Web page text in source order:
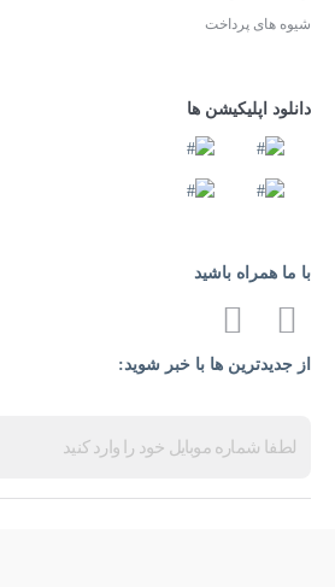
شیوه های پرداخت
دانلود اپلیکیشن ها
از جدیدترین ها با خبر شوید:
با ما همراه باشید